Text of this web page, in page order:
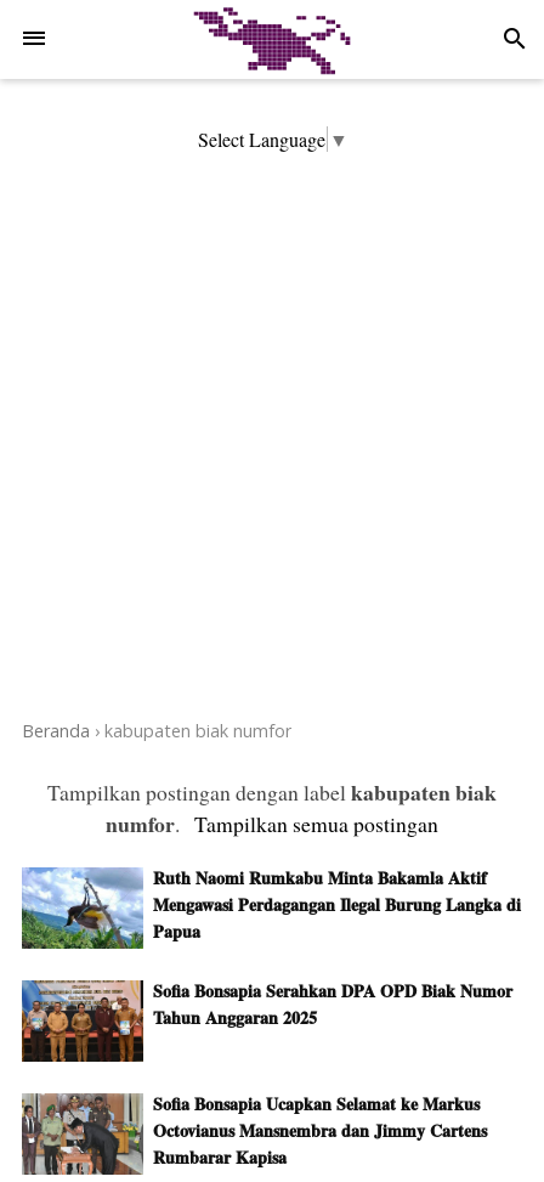
search
Select Language ▼
Beranda › kabupaten biak numfor
Tampilkan postingan dengan labelkabupaten biak
numfor. Tampilkan semua postingan
Ruth Naomi Rumkabu Minta Bakamla Aktif
Mengawasi Perdagangan Ilegal Burung Langka di
Papua
Sofia Bonsapia Serahkan DPA OPD Biak Numor
Tahun Anggaran 2025
Sofia Bonsapia Ucapkan Selamat ke Markus
Octovianus Mansnembra dan Jimmy Cartens
Rumbarar Kapisa